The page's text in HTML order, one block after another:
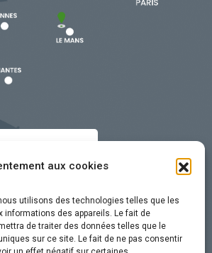
aux cookies
utilisons des technologies telles que les
des appareils. Le fait de
de traiter des données telles que le
sur ce site. Le fait de ne pas consentir